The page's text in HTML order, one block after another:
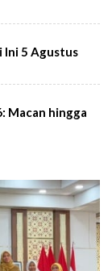
Ini 5 Agustus
Macan hingga